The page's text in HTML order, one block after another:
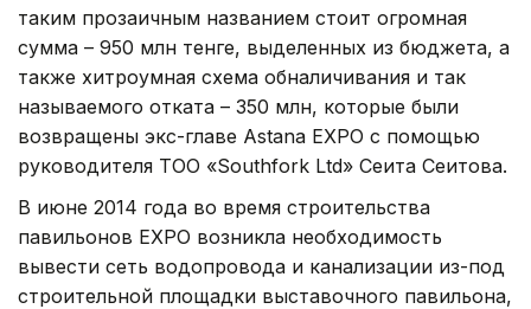
таким прозаичным названием стоит огромная
сумма – 950 млн тенге, выделенных из бюджета, а
также хитроумная схема обналичивания и так
называемого отката – 350 млн, которые были
возвращены экс-главе Astana EXPO с помощью
руководителя ТОО «Southfork Ltd» Сеита Сеитова.
В июне 2014 года во время строительства
павильонов EXPO возникла необходимость
вывести сеть водопровода и канализации из-под
строительной площадки выставочного павильона,